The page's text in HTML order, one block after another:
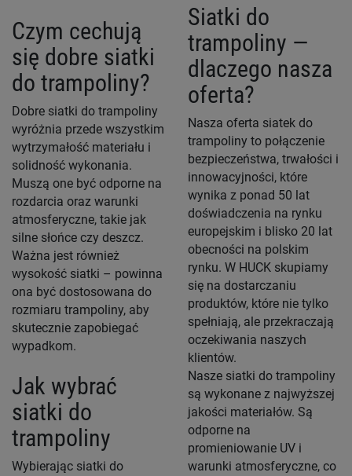
Czym cechują
się dobre siatki
do trampoliny?
Dobre siatki do trampoliny
wyróżnia przede wszystkim
wytrzymałość materiału i
solidność wykonania.
Muszą one być odporne na
rozdarcia oraz warunki
atmosferyczne, takie jak
silne słońce czy deszcz.
Ważna jest również
wysokość siatki – powinna
ona być dostosowana do
rozmiaru trampoliny, aby
skutecznie zapobiegać
wypadkom.
Jak wybrać
siatki do
trampoliny
Wybierając siatki do
Siatki do
trampoliny —
dlaczego nasza
oferta?
Nasza oferta siatek do
trampoliny to połączenie
bezpieczeństwa, trwałości i
innowacyjności, które
wynika z ponad 50 lat
doświadczenia na rynku
europejskim i blisko 20 lat
obecności na polskim
rynku. W HUCK skupiamy
się na dostarczaniu
produktów, które nie tylko
spełniają, ale przekraczają
oczekiwania naszych
klientów.
Nasze siatki do trampoliny
są wykonane z najwyższej
jakości materiałów. Są
odporne na
promieniowanie UV i
warunki atmosferyczne, co